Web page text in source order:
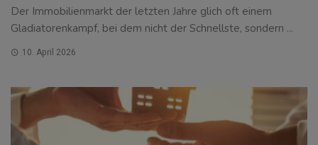
Der Immobilienmarkt der letzten Jahre glich oft einem
Gladiatorenkampf, bei dem nicht der Schnellste, sondern ...
10. April 2026